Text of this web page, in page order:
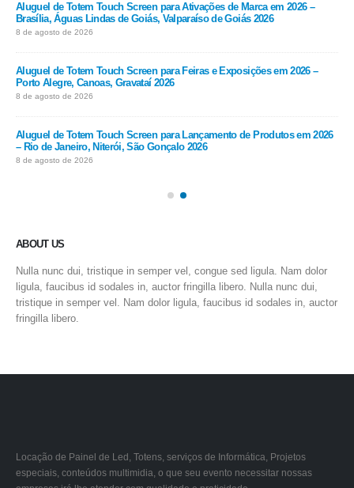
Aluguel de Totem Touch Screen para Ativações de Marca em 2026 –
Brasília, Águas Lindas de Goiás, Valparaíso de Goiás 2026
8 de agosto de 2026
Aluguel de Totem Touch Screen para Feiras e Exposições em 2026 –
Porto Alegre, Canoas, Gravataí 2026
8 de agosto de 2026
Aluguel de Totem Touch Screen para Lançamento de Produtos em 2026
– Rio de Janeiro, Niterói, São Gonçalo 2026
8 de agosto de 2026
ABOUT US
Nulla nunc dui, tristique in semper vel, congue sed ligula. Nam dolor
ligula, faucibus id sodales in, auctor fringilla libero. Nulla nunc dui,
tristique in semper vel. Nam dolor ligula, faucibus id sodales in, auctor
fringilla libero.
Locação de Painel de Led, Totens, serviços de Informática, Projetos
especiais, conteúdos multimidia, o que seu evento necessitar nossas